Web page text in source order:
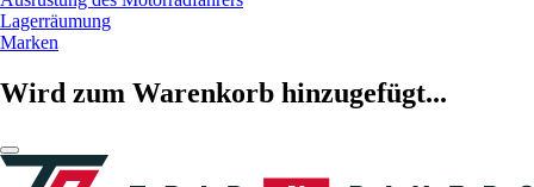
Lagerräumung
Marken
Wird zum Warenkorb hinzugefügt...